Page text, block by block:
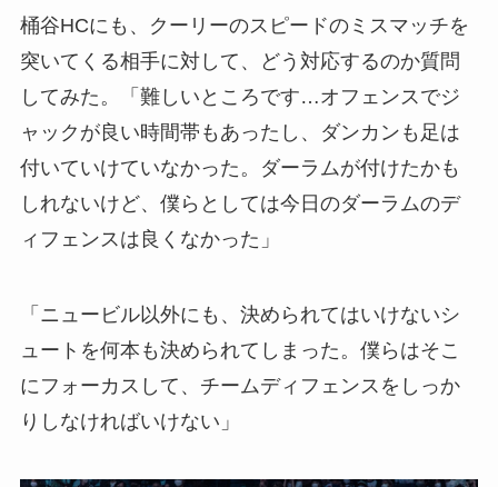
桶谷HCにも、クーリーのスピードのミスマッチを
突いてくる相手に対して、どう対応するのか質問
してみた。「難しいところです…オフェンスでジ
ャックが良い時間帯もあったし、ダンカンも足は
付いていけていなかった。ダーラムが付けたかも
しれないけど、僕らとしては今日のダーラムのデ
ィフェンスは良くなかった」
「ニュービル以外にも、決められてはいけないシ
ュートを何本も決められてしまった。僕らはそこ
にフォーカスして、チームディフェンスをしっか
りしなければいけない」